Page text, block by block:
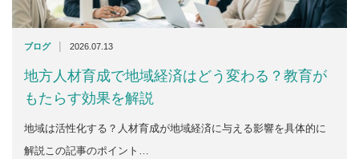
ブログ | 2026.07.13
地方人材育成で地域経済はどう変わる？教育が
もたらす効果を解説
地域は活性化する？人材育成が地域経済に与える影響を具体的に
解説この記事のポイント…